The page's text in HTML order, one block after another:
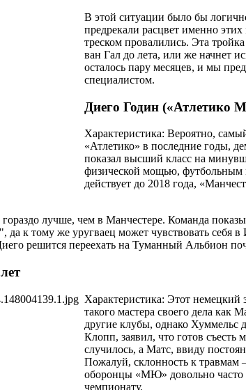
В этой ситуации было бы
предрекали расцвет именно
треском провалились. Эта
ван Гал до лета, или же начнет
осталось пару месяцев, и мы
специалистом.
Диего Годин («Атлетико
Характеристика: Вероятно,
«Атлетико» в последние годы,
показал высший класс на
физической мощью, футбольным
действует до 2018 года,
лучше, чем в Манчестере. Команда
да к тому же уругваец может чувствовать
решится переехать на Туманный Альбион
Характеристика: Этот
такого мастера своего дела как
другие клубы, однако Хуммельс
Клопп, заявил, что готов съесть
случилось, а Матс, ввиду
Пожалуй, склонность к травмам
оборонцы «МЮ» довольно часто
чемпионату.